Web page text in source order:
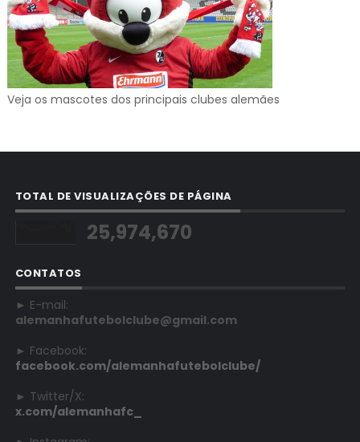
Veja os mascotes dos principais clubes alemães
TOTAL DE VISUALIZAÇÕES DE PÁGINA
25,974,670
CONTATOS
► E-mail:
alemanhafutebolclube@gmail.com
► Facebook:
facebook.com/alemanhafutebolclube/
► Twitter/X:
x.com/alemanhafc_